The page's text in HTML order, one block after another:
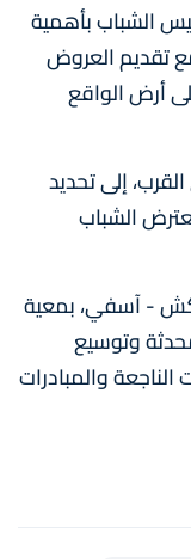
الشباب بأهمية
تقديم العروض
أرض الواقع
إلى تحديد
الشباب
- آسفي، بمعية
وتوسيع
الناجعة والمبادرات